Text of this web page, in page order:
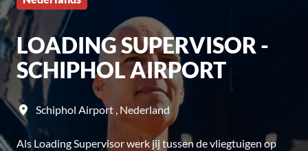
LOADING SUPERVISOR -
SCHIPHOL AIRPORT
Schiphol Airport , Nederland
Als Loading Supervisor werk jij tussen de vliegtuigen op